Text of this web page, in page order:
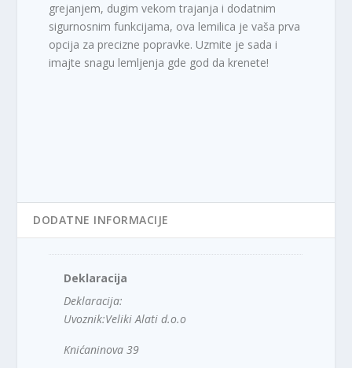
grejanjem, dugim vekom trajanja i dodatnim
sigurnosnim funkcijama, ova lemilica je vaša prva
opcija za precizne popravke. Uzmite je sada i
imajte snagu lemljenja gde god da krenete!
DODATNE INFORMACIJE
Deklaracija
Deklaracija:
Uvoznik:Veliki Alati d.o.o
Knićaninova 39